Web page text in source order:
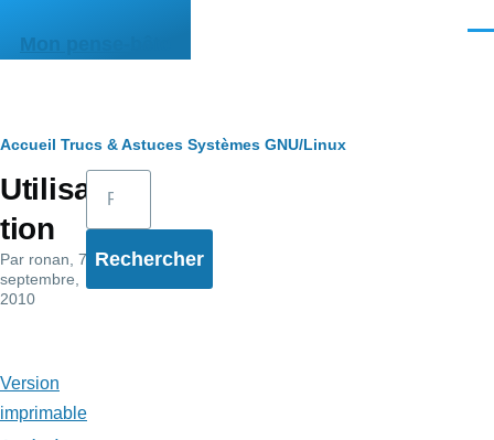
Mon pense-bête
Fil
d'Ariane
Accueil Trucs & Astuces Systèmes GNU/Linux
Utilisa
tion
Par ronan , 7
septembre,
2010
Version
imprimable
Rechercher